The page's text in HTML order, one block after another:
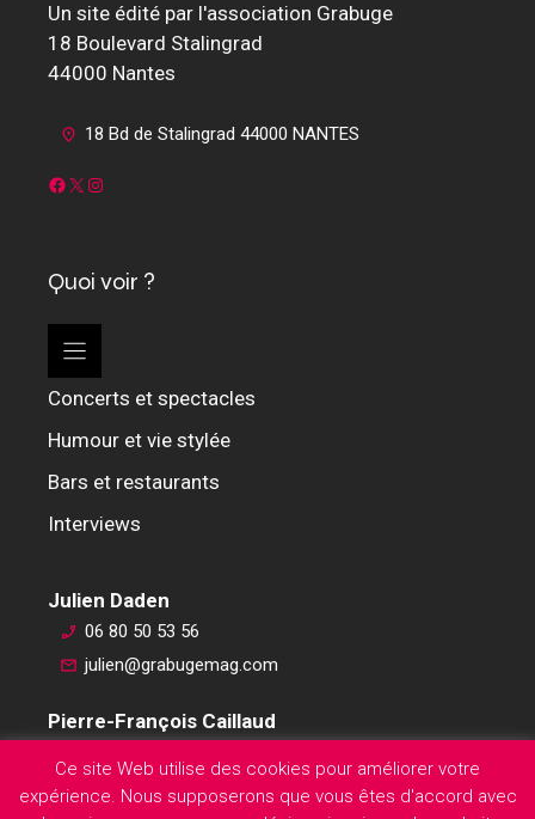
Un site édité par l'association Grabuge
18 Boulevard Stalingrad
44000 Nantes
18 Bd de Stalingrad 44000 NANTES
Facebook
X Instagram
Quoi voir ?
Concerts et spectacles
Humour et vie stylée
Bars et restaurants
Interviews
Julien Daden
06 80 50 53 56
julien@grabugemag.com
Pierre-François Caillaud
pierre-francois@grabugemag.com
Mentions légales
Ce site Web utilise des cookies pour améliorer votre
expérience. Nous supposerons que vous êtes d'accord avec